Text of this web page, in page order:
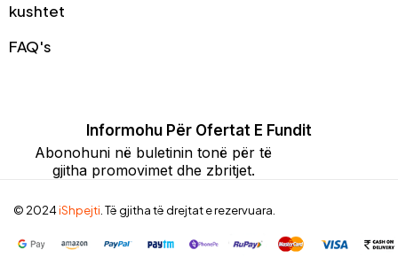
kushtet
FAQ's
Informohu Për Ofertat E Fundit
Abonohuni në buletinin tonë për të
gjitha promovimet dhe zbritjet.
© 2024iShpejti. Të gjitha të drejtat e rezervuara.